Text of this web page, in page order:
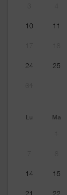
10 11
24 25
Lu Ma
14 15